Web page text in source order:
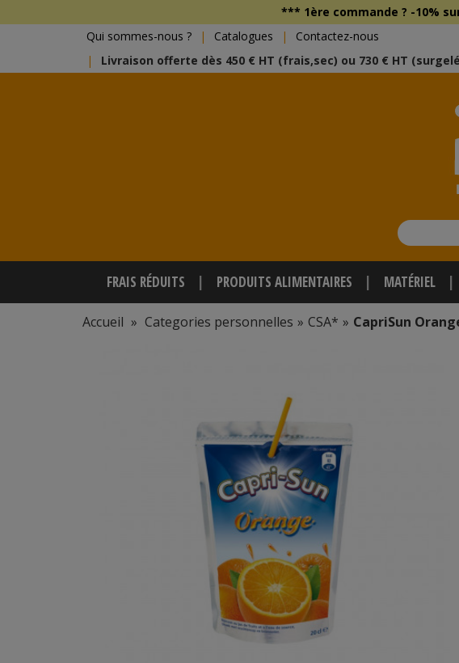
*** 1ère commande ? -10%
Qui sommes-nous ?
Catalogues
Contactez-nous
Livraison offerte dès 450 € HT (frais,sec) ou 730 € HT
FRAIS RÉDUITS PRODUITS ALIMENTAIRES MATÉRIEL
Accueil » Categories personnelles » CSA* » CapriSun